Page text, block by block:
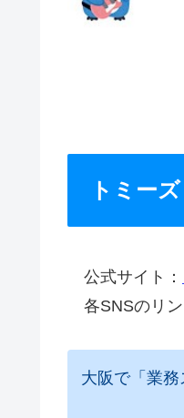
トミー
公式サイト：
各SNSのリン
大阪で「業務